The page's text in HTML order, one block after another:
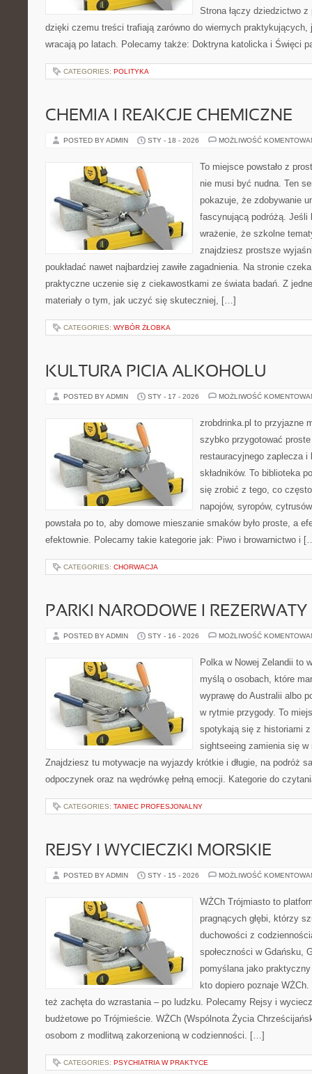
Strona łączy dziedzictwo
dzięki czemu treści trafiają zarówno do wiernych
wracają po latach. Polecamy także: Doktryna katolicka i Święci
CATEGORIES: POLITYKA
CHEMIA I REAKCJE CHEMICZNE
POSTED BY ADMIN STY - 18 - 2026 MOŻLIWOŚĆ
To miejsce powstało z
nie musi być nudna. Ten
pokazuje, że zdobywanie
fascynującą podróżą. Jeśli
wrażenie, że szkolne
znajdziesz prostsze
poukładać nawet najbardziej zawiłe zagadnienia. Na stronie
praktyczne uczenie się z ciekawostkami ze świata badań. Z
materiały o tym, jak uczyć się skuteczniej, […]
CATEGORIES: WYBÓR ŻŁOBKA
KULTURA PICIA ALKOHOLU
POSTED BY ADMIN STY - 17 - 2026 MOŻLIWOŚĆ
zrobdrinka.pl to przyjazne
szybko przygotować
restauracyjnego zaplecza i
składników. To biblioteka
się zrobić z tego, co
napojów, syropów,
powstała po to, aby domowe mieszanie smaków było proste, a
efektownie. Polecamy takie kategorie jak: Piwo i browarnictwo i
CATEGORIES: CHORWACJA
PARKI NARODOWE I
POSTED BY ADMIN STY - 16 - 2026 MOŻLIWOŚĆ
Polka w Nowej Zelandii to
myślą o osobach, które
wyprawę do Australii albo
w rytmie przygody. To
spotykają się z historiami
sightseeing zamienia się w
Znajdziesz tu motywacje na wyjazdy krótkie i długie, na podróż
odpoczynek oraz na wędrówkę pełną emocji. Kategorie do
CATEGORIES: TANIEC PROFESJONALNY
REJSY I WYCIECZKI MORSKIE
POSTED BY ADMIN STY - 15 - 2026 MOŻLIWOŚĆ
WŻCh Trójmiasto to
pragnących głębi, którzy
duchowości z
społeczności w Gdańsku,
pomyślana jako
kto dopiero poznaje
też zachęta do wzrastania – po ludzku. Polecamy Rejsy i
budżetowe po Trójmieście. WŻCh (Wspólnota Życia
osobom z modlitwą zakorzenioną w codzienności. […]
CATEGORIES: PSYCHIATRIA W PRAKTYCE